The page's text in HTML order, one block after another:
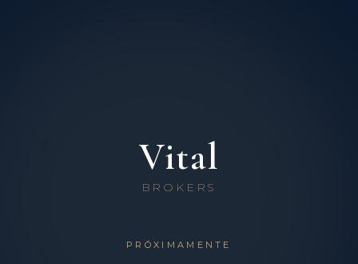
Vital
BROKERS
PRÓXIMAMENTE